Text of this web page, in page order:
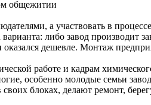
а участвовать в
либо завод производит
дешевле. Монтаж
работе и кадрам
особенно молодые семьи
блоках, делают ремонт,